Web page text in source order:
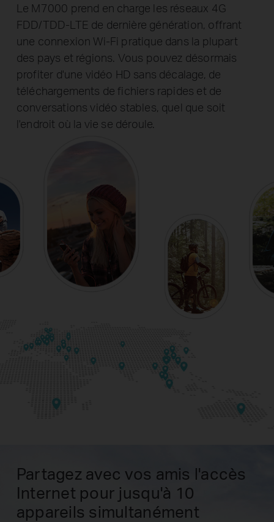
Le M7000 prend en charge les réseaux 4G
FDD/TDD-LTE de dernière génération, offrant
une connexion Wi-Fi pratique dans la plupart
des pays et régions. Vous pouvez désormais
profiter d'une vidéo HD sans décalage, de
téléchargements de fichiers rapides et de
conversations vidéo stables, quel que soit
l'endroit où la vie se déroule.
Partagez avec vos amis l'accès
Internet pour jusqu'à 10
appareils simultanément